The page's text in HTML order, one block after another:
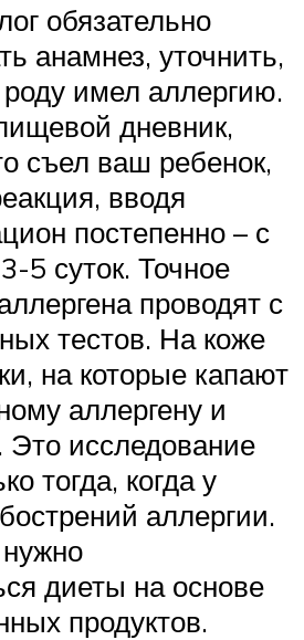
обязательно
анамнез, уточнить,
роду имел аллергию.
дневник,
съел ваш ребенок,
вводя
постепенно – с
5 суток. Точное
проводят с
тестов. На коже
на которые капают
аллергену и
Это исследование
тогда, когда у
аллергии.
диеты на основе
продуктов.